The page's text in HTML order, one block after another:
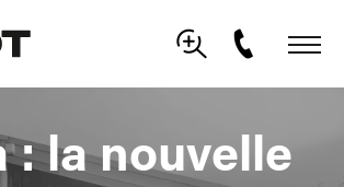
: la nouvelle